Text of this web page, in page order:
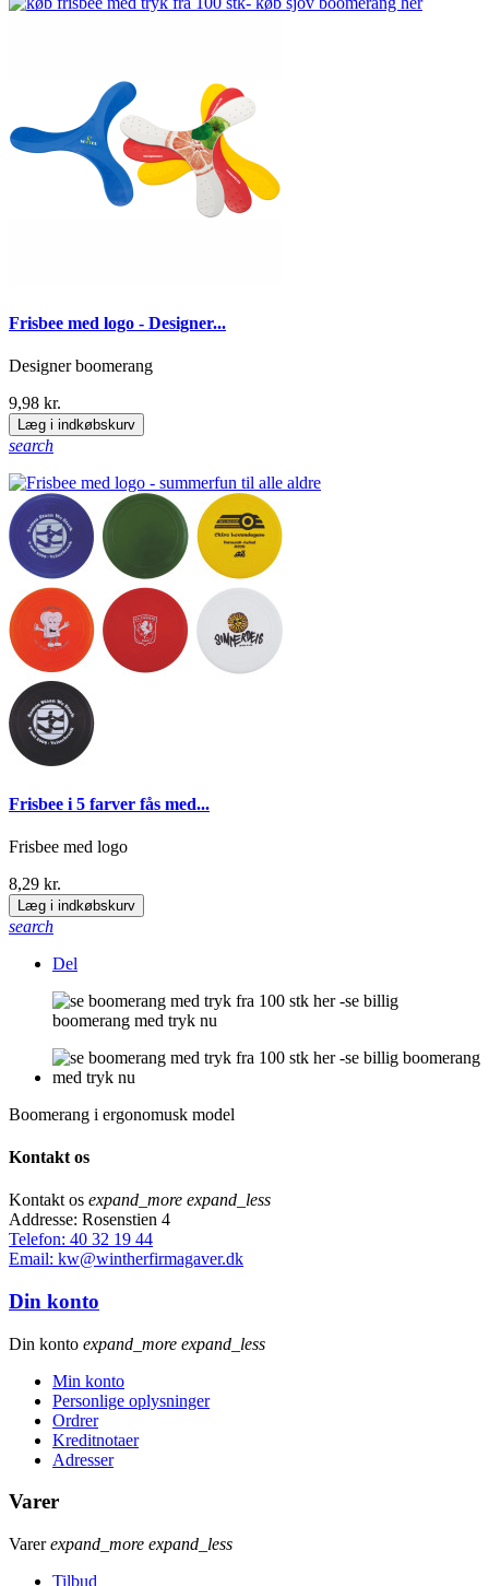
Frisbee med logo - Designer...
Designer boomerang
9,98 kr.
Læg i indkøbskurv
search
Frisbee i 5 farver fås med...
Frisbee med logo
8,29 kr.
Læg i indkøbskurv
search
Del
Boomerang i ergonomusk model
Kontakt os
Kontakt os expand_more expand_less
Addresse: Rosenstien 4
Telefon: 40 32 19 44
Email: kw@wintherfirmagaver.dk
Din konto
Din konto expand_more expand_less
Min konto
Personlige oplysninger
Ordrer
Kreditnotaer
Adresser
Varer
Varer expand_more expand_less
Tilbud